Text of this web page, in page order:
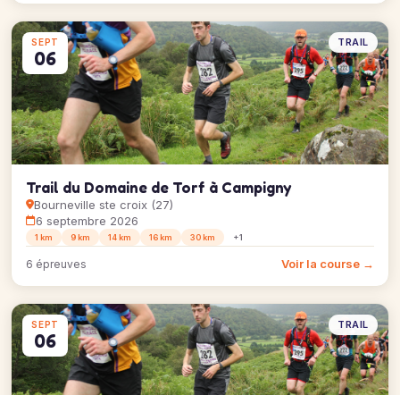
SEPT
06
TRAIL
Trail du Domaine de Torf à Campigny
Bourneville ste croix (27)
6 septembre 2026
1 km 9 km 14 km 16 km 30 km +1
6 épreuves Voir la course →
SEPT
06
TRAIL